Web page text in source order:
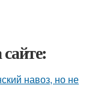
навоз, но не